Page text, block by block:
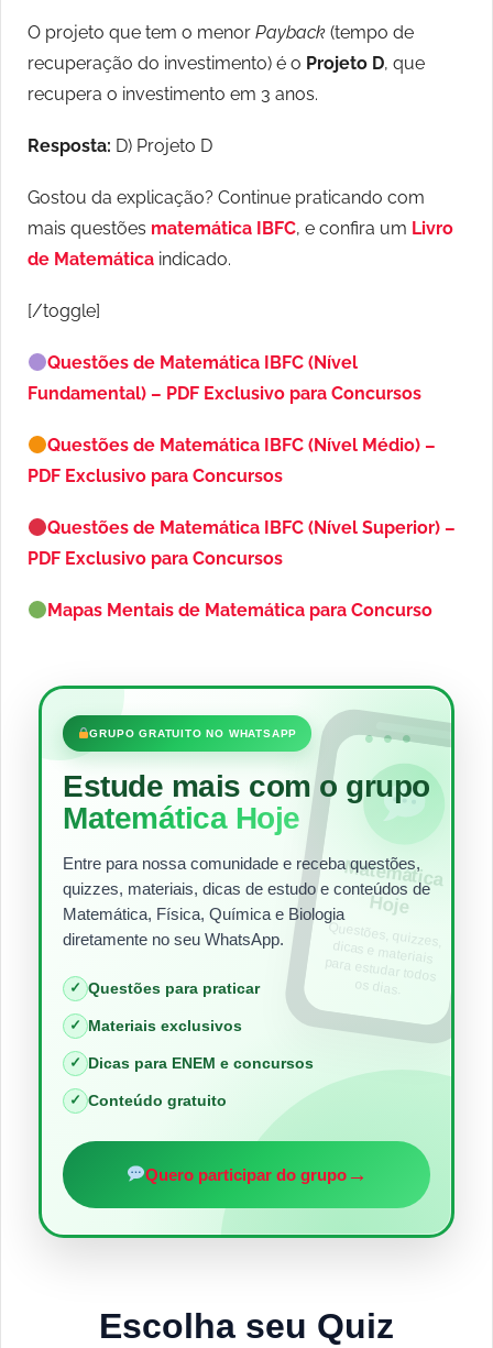
O projeto que tem o menor Payback (tempo de
recuperação do investimento) é o Projeto D, que
recupera o investimento em 3 anos.
Resposta: D) Projeto D
Gostou da explicação? Continue praticando com
mais questões matemática IBFC, e confira um Livro
de Matemática indicado.
[/toggle]
Questões de Matemática IBFC (Nível
Fundamental) – PDF Exclusivo para Concursos
Questões de Matemática IBFC (Nível Médio) –
PDF Exclusivo para Concursos
Questões de Matemática IBFC (Nível Superior) –
PDF Exclusivo para Concursos
Mapas Mentais de Matemática para Concurso
•••
GRUPO GRATUITO NO WHATSAPP
Estude mais com o grupo
Matemática Hoje
Entre para nossa comunidade e receba questões,
quizzes, materiais, dicas de estudo e conteúdos de
Matemática, Física, Química e Biologia
diretamente no seu WhatsApp.
✓ Questões para praticar
✓ Materiais exclusivos
✓ Dicas para ENEM e concursos
✓ Conteúdo gratuito
Quero participar do grupo→
Matem
ática
Hoje
Questões, quizzes,
dicas e materiais
para estudar todos
os dias.
Escolha seu Quiz